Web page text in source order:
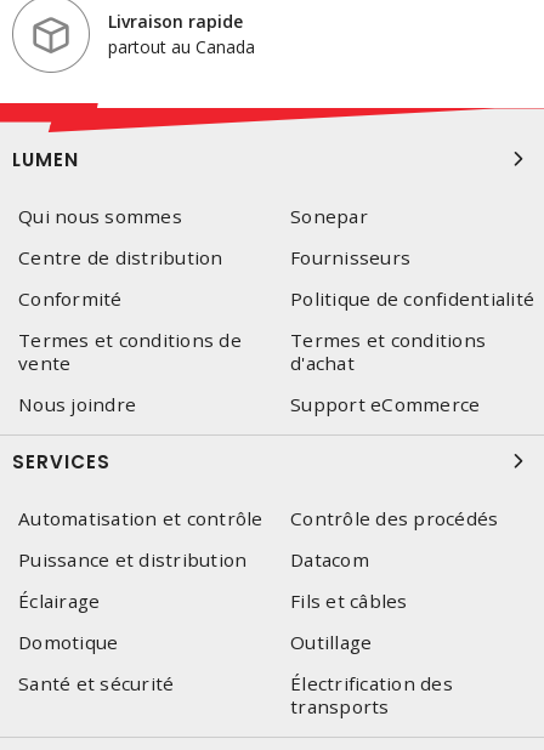
Livraison rapide
partout au Canada
LUMEN
Qui nous sommes
Sonepar
Centre de distribution
Fournisseurs
Conformité
Politique de confidentialité
Termes et conditions de
vente
Termes et conditions
d'achat
Nous joindre
Support eCommerce
SERVICES
Automatisation et contrôle
Contrôle des procédés
Puissance et distribution
Datacom
Éclairage
Fils et câbles
Domotique
Outillage
Santé et sécurité
Électrification des
transports